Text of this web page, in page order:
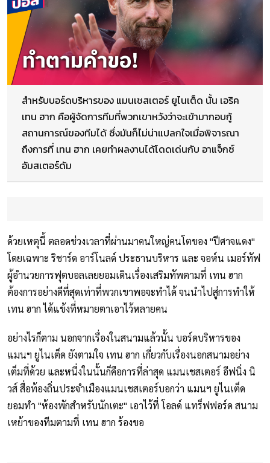
สำหรับบอร์ดบริหารของ แมนเชสเตอร์ ยูไนเต็ด นั้น เอริค
เทน ฮาก คือผู้จัดการทีมที่พวกเขาหวังว่าจะเข้ามากอบกู้
สถานการณ์ของทีมได้ ซึ่งมันก็ไม่น่าแปลกใจเมื่อพิจารณา
ถึงการที่ เทน ฮาก เคยทำผลงานได้โดดเด่นกับ อาแจ็กซ์
อัมสเตอร์ดัม
ด้วยเหตุนี้ ตลอดช่วงเวลาที่ผ่านมาคนใหญ่คนโตของ "ปีศาจแดง"
โดยเฉพาะ ริชาร์ด อาร์โนลด์ ประธานบริหาร และ จอห์น เมอร์ทัฟ
ผู้อำนวยการฟุตบอลเลยยอมเดินเรื่องเสริมทัพตามที่ เทน ฮาก
ต้องการอย่างดีที่สุดเท่าที่พวกเขาพอจะทำได้ จนนำไปสู่การทำให้
เทน ฮาก ได้แข้งที่หมายตาเอาไว้หลายคน
อย่างไรก็ตาม นอกจากเรื่องในสนามแล้วนั้น บอร์ดบริหารของ
แมนฯ ยูไนเต็ด ยังตามใจ เทน ฮาก เกี่ยวกับเรื่องนอกสนามอย่าง
เต็มที่ด้วย และหนึ่งในนั้นก็คือการที่ล่าสุด แมนเชสเตอร์ อีฟนิ่ง นิ
วส์ สื่อท้องถิ่นประจำเมืองแมนเชสเตอร์บอกว่า แมนฯ ยูไนเต็ด
ยอมทำ "ห้องพักสำหรับนักเตะ" เอาไว้ที่ โอลด์ แทร็ฟฟอร์ด สนาม
เหย้าของทีมตามที่ เทน ฮาก ร้องขอ